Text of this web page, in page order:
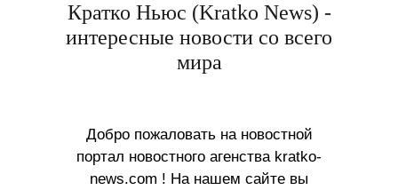
Кратко Ньюс (Kratko News) -
интересные новости со всего
мира
Добро пожаловать на новостной
портал новостного агенства kratko-
news.com ! На нашем сайте вы